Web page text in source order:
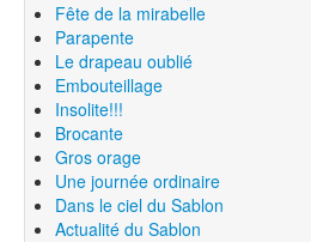
Fête de la mirabelle
Parapente
Le drapeau oublié
Embouteillage
Insolite!!!
Brocante
Gros orage
Une journée ordinaire
Dans le ciel du Sablon
Actualité du Sablon